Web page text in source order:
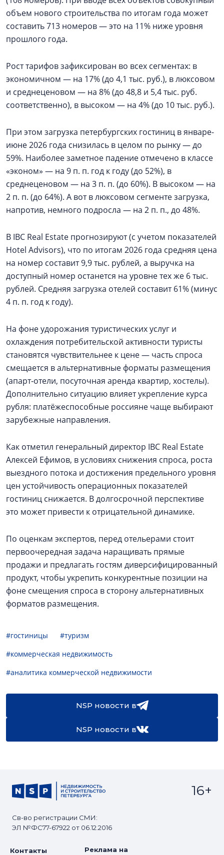
объем нового строительства по итогам года может
составить 713 номеров — это на 11% ниже уровня
прошлого года.
Рост тарифов зафиксирован во всех сегментах: в
экономичном — на 17% (до 4,1 тыс. руб.), в люксовом
и среднеценовом — на 8% (до 48,8 и 5,4 тыс. руб.
соответственно), в высоком — на 4% (до 10 тыс. руб.).
При этом загрузка петербургских гостиниц в январе-
июне 2026 года снизилась в целом по рынку — до
59%. Наиболее заметное падение отмечено в классе
«эконом» — на 9 п. п. год к году (до 52%), в
среднеценовом — на 3 п. п. (до 60%). В высоком — на
2 п. п. (до 64%). А вот в люксовом сегменте загрузка,
напротив, немного подросла — на 2 п. п., до 48%.
В IBC Real Estate прогнозируют (с учетом показателей
Hotel Advisors), что по итогам 2026 года средняя цена
на номер составит 9,9 тыс. рублей, а выручка на
доступный номер останется на уровне тех же 6 тыс.
рублей. Средняя загрузка отелей составит 61% (минус
4 п. п. год к году).
На фоне удорожания туристических услуг и
охлаждения потребительской активности туристы
становятся чувствительнее к цене — часть спроса
смещается в альтернативные форматы размещения
(апарт‑отели, посуточная аренда квартир, хостелы).
Дополнительно ситуацию влияет укрепление курса
рубля: платёжеспособные россияне чаще выбирают
зарубежные направления.
Как отметил генеральный директор IBC Real Estate
Алексей Ефимов, в условиях снижения спроса, роста
выездного потока и достижения предельного уровня
цен устойчивость операционных показателей
гостиниц снижается. В долгосрочной перспективе
это может привести к отрицательной динамике.
По оценкам экспертов, перед отельерами стоит
первоочередная задача наращивать прямые
продажи и предлагать гостям диверсифицированный
продукт, чтобы укрепить конкурентные позиции на
фоне смещения спроса в сторону альтернативных
форматов размещения.
#гостиницы
#туризм
#коммерческая недвижимость
#аналитика коммерческой недвижимости
NSP новости в
NSP новости в
Св-во регистрации СМИ:
ЭЛ №ФС77-67922 от 06.12.2016
16+
Контакты Реклама на